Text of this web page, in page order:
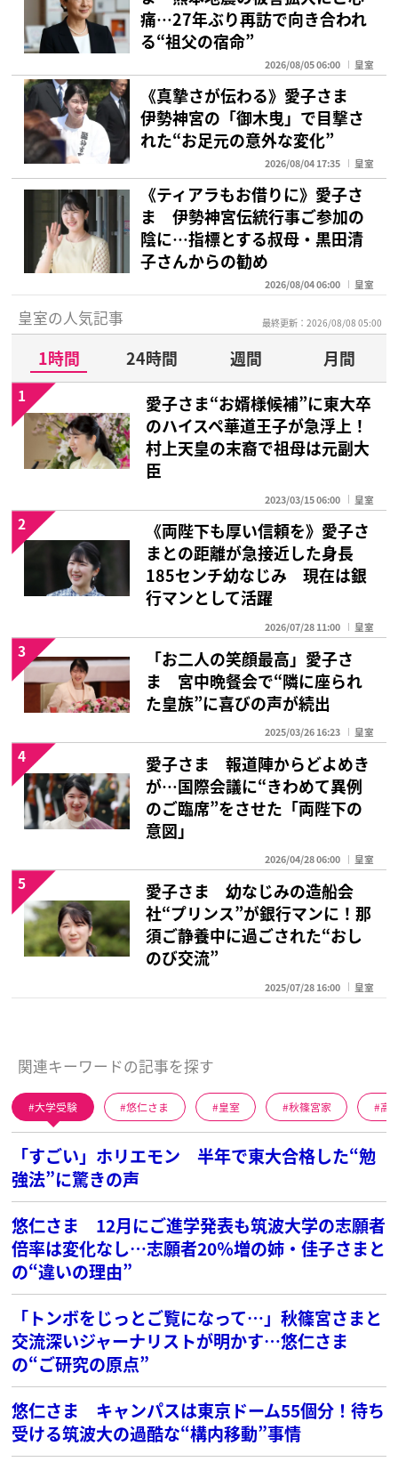
痛…27年ぶり再訪で向き合われ
る“祖父の宿命”
2026/08/05 06:00 皇室
《真摯さが伝わる》愛子さま
伊勢神宮の「御木曳」で目撃さ
れた“お足元の意外な変化”
2026/08/04 17:35 皇室
《ティアラもお借りに》愛子さ
ま 伊勢神宮伝統行事ご参加の
陰に…指標とする叔母・黒田清
子さんからの勧め
2026/08/04 06:00 皇室
皇室の人気記事 最終更新：2026/08/08 05:00
1時間 24時間 週間
月間
愛子さま“お婿様候補”に東大卒
のハイスペ華道王子が急浮上！
村上天皇の末裔で祖母は元副大
臣
2023/03/15 06:00 皇室
1
《両陛下も厚い信頼を》愛子さ
まとの距離が急接近した身長
185センチ幼なじみ 現在は銀
行マンとして活躍
2026/07/28 11:00 皇室
2
「お二人の笑顔最高」愛子さ
ま 宮中晩餐会で“隣に座られ
た皇族”に喜びの声が続出
2025/03/26 16:23 皇室
3
愛子さま 報道陣からどよめき
が…国際会議に“きわめて異例
のご臨席”をさせた「両陛下の
意図」
2026/04/28 06:00 皇室
4
愛子さま 幼なじみの造船会
社“プリンス”が銀行マンに！那
須ご静養中に過ごされた“おし
のび交流”
2025/07/28 16:00 皇室
5
関連キーワードの記事を探す
大学受験 悠仁さま 皇室 秋篠宮家 高
「すごい」ホリエモン 半年で東大合格した“勉
強法”に驚きの声
悠仁さま 12月にご進学発表も筑波大学の志願者
倍率は変化なし…志願者20％増の姉・佳子さまと
の“違いの理由”
「トンボをじっとご覧になって…」秋篠宮さまと
交流深いジャーナリストが明かす…悠仁さま
の“ご研究の原点”
悠仁さま キャンパスは東京ドーム55個分！待ち
受ける筑波大の過酷な“構内移動”事情